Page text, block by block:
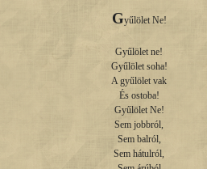
Gyűlölet Ne!
Gyűlölet ne!
Gyűlölet soha!
A gyűlölet vak
És ostoba!
Gyűlölet Ne!
Sem jobbról,
Sem balról,
Sem hátulról,